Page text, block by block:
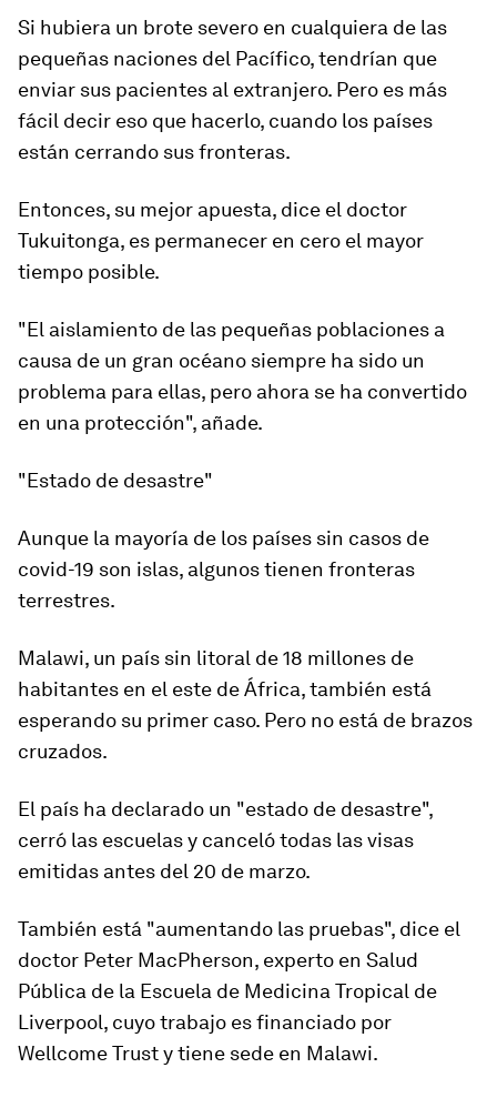
Si hubiera un brote severo en cualquiera de las
pequeñas naciones del Pacífico, tendrían que
enviar sus pacientes al extranjero. Pero es más
fácil decir eso que hacerlo, cuando los países
están cerrando sus fronteras.
Entonces, su mejor apuesta, dice el doctor
Tukuitonga, es permanecer en cero el mayor
tiempo posible.
"El aislamiento de las pequeñas poblaciones a
causa de un gran océano siempre ha sido un
problema para ellas, pero ahora se ha convertido
en una protección", añade.
"Estado de desastre"
Aunque la mayoría de los países sin casos de
covid-19 son islas, algunos tienen fronteras
terrestres.
Malawi, un país sin litoral de 18 millones de
habitantes en el este de África, también está
esperando su primer caso. Pero no está de brazos
cruzados.
El país ha declarado un "estado de desastre",
cerró las escuelas y canceló todas las visas
emitidas antes del 20 de marzo.
También está "aumentando las pruebas", dice el
doctor Peter MacPherson, experto en Salud
Pública de la Escuela de Medicina Tropical de
Liverpool, cuyo trabajo es financiado por
Wellcome Trust y tiene sede en Malawi.